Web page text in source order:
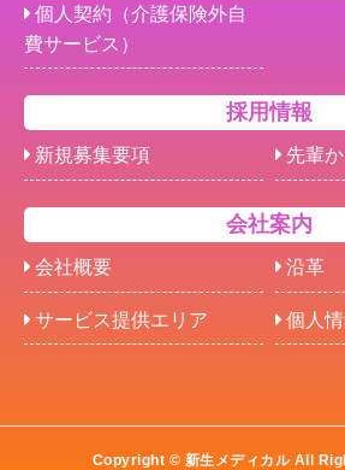
個人契約（介護保険外自
費サービス）
採用情報
新規募集要項 先輩
会社案内
会社概要 沿革
サービス提供エリア 個人
Copyright © 新生メディカル All